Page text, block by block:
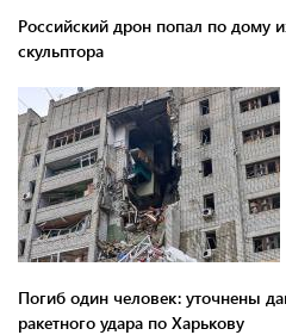
Российский дрон попал по дому
скульптора
Погиб один человек: уточнены
ракетного удара по Харькову